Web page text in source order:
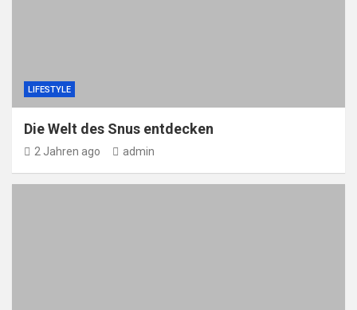
LIFESTYLE
Die Welt des Snus entdecken
2 Jahren ago admin